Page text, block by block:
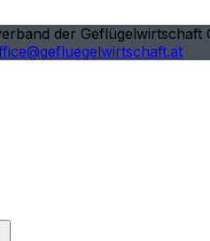
der Geflügelwirtschaft